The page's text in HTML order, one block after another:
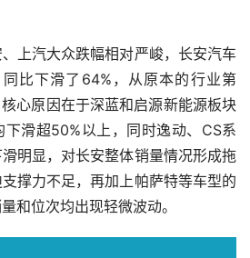
上汽大众跌幅相对严峻，长安汽车
比下滑了64%，从原本的行业第
心原因在于深蓝和启源新能源板块
滑超50%以上，同时逸动、CS系
明显，对长安整体销量情况形成拖
撑力不足，再加上帕萨特等车型的
和位次均出现轻微波动。